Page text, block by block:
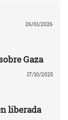
26/01/2026
Gaza
17/10/2025
liberada